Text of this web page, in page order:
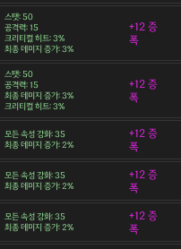
스탯: 50
공격력: 15
크리티컬 히트: 3%
최종 데미지 증가: 3%
+12 증
폭
스탯: 50
공격력: 15
최종 데미지 증가: 3%
크리티컬 히트: 3%
+12 증
폭
모든 속성 강화: 35
최종 데미지 증가: 2%
+12 증
폭
모든 속성 강화: 35
최종 데미지 증가: 2%
+12 증
폭
모든 속성 강화: 35
최종 데미지 증가: 2%
+12 증
폭